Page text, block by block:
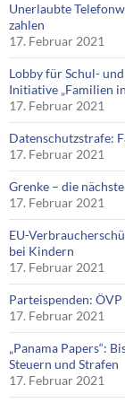
Unerlaubte
zahlen
17. Februar 2021
Lobby für Schul-
Initiative „Familien
17. Februar 2021
Datenschutzstrafe:
17. Februar 2021
Grenke – die
17. Februar 2021
EU-
bei Kindern
17. Februar 2021
Parteispenden:
17. Februar 2021
„Panama Papers“:
Steuern und Strafen
17. Februar 2021